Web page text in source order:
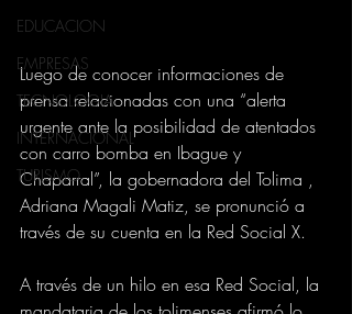
EDUCACION
EMPRESAS
TECNOLOGIA
INTERNACIONAL
TURISMO
Luego de conocer informaciones de
prensa relacionadas con una “alerta
urgente ante la posibilidad de atentados
con carro bomba en Ibague y
Chaparral”, la gobernadora del Tolima ,
Adriana Magali Matiz, se pronunció a
través de su cuenta en la Red Social X.
A través de un hilo en esa Red Social, la